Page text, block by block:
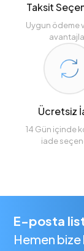
Taksit
Uygun ödeme
Ücretsiz
14 Gün içinde
iade
E-posta
Hemen bize